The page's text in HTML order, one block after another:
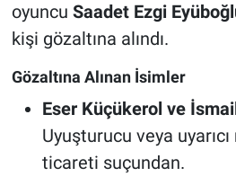
oyuncu Saadet Ezgi
kişi gözaltına alındı.
Gözaltına Alınan İsimler
Eser Küçükerol ve
Uyuşturucu veya
ticareti suçundan.